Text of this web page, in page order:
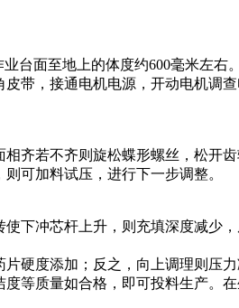
台面至地上的体度约600毫米左
带，接通电机电源，开动电机调
齐若不齐则旋松蝶形螺丝，松开
可加料试压，进行下一步调整。
下冲芯杆上升，则充填深度减少
硬度添加；反之，向上调理则压
等质量如合格，即可投料生产。